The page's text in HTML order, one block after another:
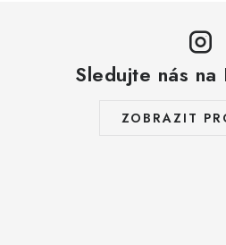
Sledujte nás na
ZOBRAZIT